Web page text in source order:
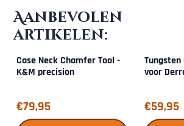
Aanbevolen
artikelen:
Case Neck Chamfer Tool -
K&M precision
Prijs: 79,95
€79,95
voor
Prijs: 59,95
€59,95